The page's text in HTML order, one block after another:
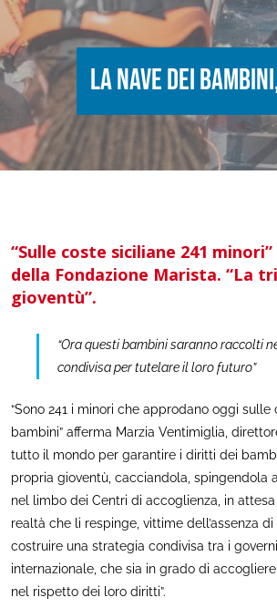
La Nave dei
“Sulle coste siciliane 241
della Fondazione Marista. “La
gioventù”.
“Ora questi bambini saranno raccolti
condivisa per tutelare il loro futuro”
“Sono 241 i minori che approdano oggi
bambini” afferma Marzia Ventimiglia,
tutto il mondo per garantire i diritti dei
propria gioventù, cacciandola, spingendola
nel limbo dei Centri di accoglienza, in
realtà che li respinge, vittime dell’assenza
costruire una strategia condivisa tra i
internazionale, che sia in grado di
nel rispetto dei loro diritti”.